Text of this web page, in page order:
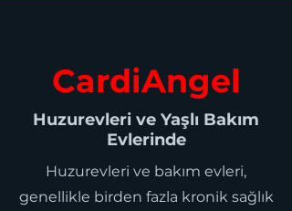
CardiAngel
Huzurevleri ve Yaşlı Bakım
Evlerinde
Huzurevleri ve bakım evleri,
genellikle birden fazla kronik sağlık